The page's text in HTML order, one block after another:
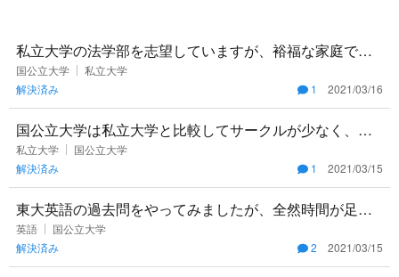
私立大学の法学部を志望していますが、裕福な家庭では
ないので費用が気になります。 学費面を考え、公立大学
に行きたいと思って
国公立大学
私立大学
解決済み
1 2021/03/16
国公立大学は私立大学と比較してサークルが少なく、過
激な遊びが出来ずつまらないと聞いたのですが本当でし
ょうか？
私立大学
国公立大学
解決済み
1 2021/03/15
東大英語の過去問をやってみましたが、全然時間が足り
ません… 解く順番のセオリーとかあれば、その理由と一
緒に教えてほしいで
英語
国公立大学
解決済み
2 2021/03/15